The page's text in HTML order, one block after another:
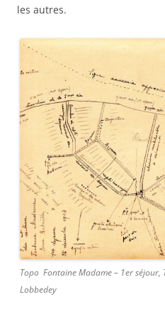
les autres.
Topo Fontaine Madame – 1er séjour,
Lobbedey